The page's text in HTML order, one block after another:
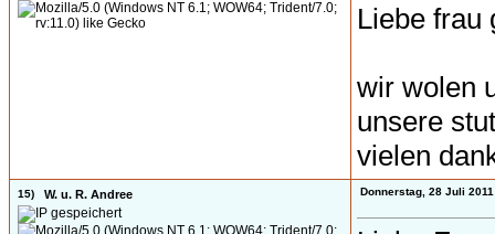
Liebe frau
wir wolen
unsere
vielen
15) W. u. R. Andree Donnerstag, 28 Juli 2011